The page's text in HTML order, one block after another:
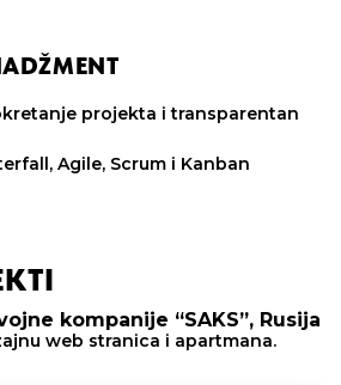
projekta i transparentan
Agile, Scrum i Kanban
kompanije “SAKS”, Rusija
web stranica i apartmana.